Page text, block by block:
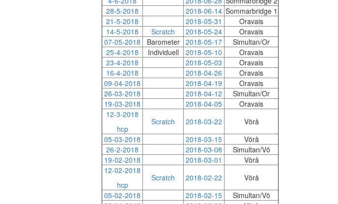
28-5-2018
2018-06-14 Sommarbridge 1
21-5-2018
2018-05-31
Oravais
14-5-2018
Scratch 2018-05-24
Oravais
07-05-2018
Barometer 2018-05-17
Simultan/Or
25-4-2018
Individuell 2018-05-10
Oravais
23-4-2018
2018-05-03
Oravais
16-4-2018
2018-04-26
Oravais
09-04-2018
2018-04-19
Oravais
26-03-2018
2018-04-12
Simultan/Or
19-03-2018
2018-04-05
Oravais
12-3-2018
hcp
Scratch 2018-03-22
Vörå
05-03-2018
2018-03-15
Vörå
26-2-2018
2018-03-08
Simultan/Vö
19-02-2018
2018-03-01
Vörå
12-02-2018
hcp
Scratch 2018-02-22
Vörå
05-02-2018
2018-02-15
Simultan/Vö